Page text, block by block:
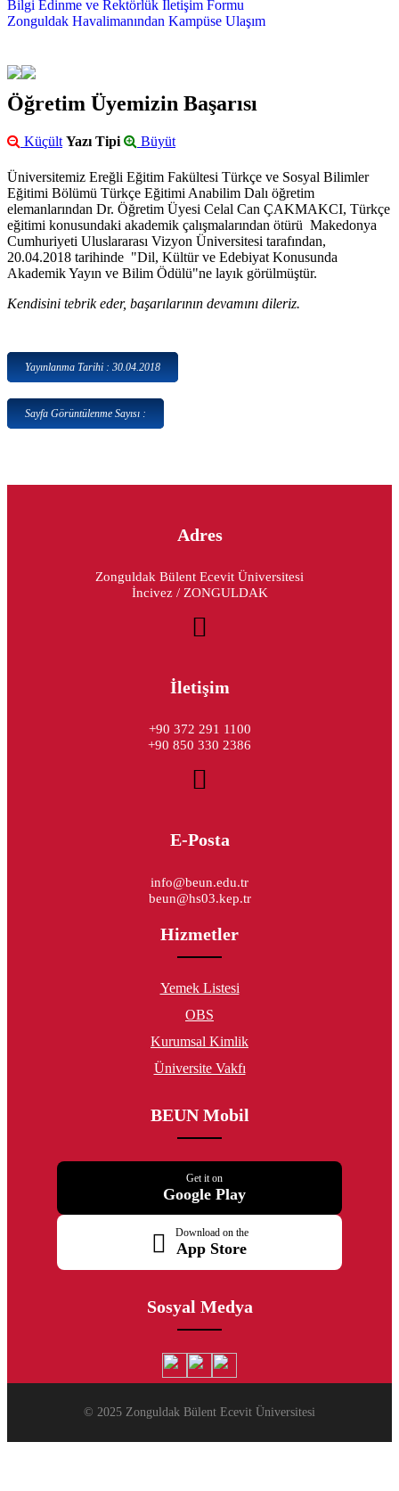
Bilgi Edinme ve Rektörlük İletişim Formu
Zonguldak Havalimanından Kampüse Ulaşım
Öğretim Üyemizin Başarısı
Küçült Yazı Tipi Büyüt
Üniversitemiz Ereğli Eğitim Fakültesi Türkçe ve Sosyal Bilimler
Eğitimi Bölümü Türkçe Eğitimi Anabilim Dalı öğretim
elemanlarından Dr. Öğretim Üyesi Celal Can ÇAKMAKCI, Türkçe
eğitimi konusundaki akademik çalışmalarından ötürü Makedonya
Cumhuriyeti Uluslararası Vizyon Üniversitesi tarafından,
20.04.2018 tarihinde "Dil, Kültür ve Edebiyat Konusunda
Akademik Yayın ve Bilim Ödülü"ne layık görülmüştür.
Kendisini tebrik eder, başarılarının devamını dileriz.
Yayınlanma Tarihi : 30.04.2018
Sayfa Görüntülenme Sayısı :
Adres
Zonguldak Bülent Ecevit Üniversitesi
İncivez / ZONGULDAK
İletişim
+90 372 291 1100
+90 850 330 2386
E-Posta
info@beun.edu.tr
beun@hs03.kep.tr
Hizmetler
Yemek Listesi
OBS
Kurumsal Kimlik
Üniversite Vakfı
BEUN Mobil
Get it on
Google Play
Download on the
App Store
Sosyal Medya
© 2025 Zonguldak Bülent Ecevit Üniversitesi